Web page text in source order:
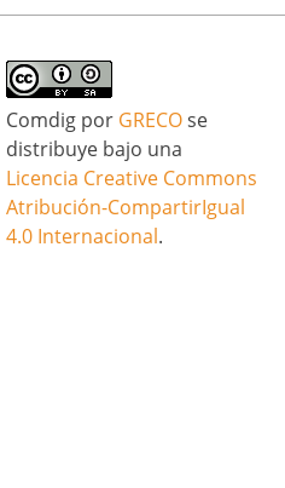
Comdig por GRECOse
distribuye bajo una
Licencia Creative Commons
Atribución-CompartirIgual
4.0 Internacional.